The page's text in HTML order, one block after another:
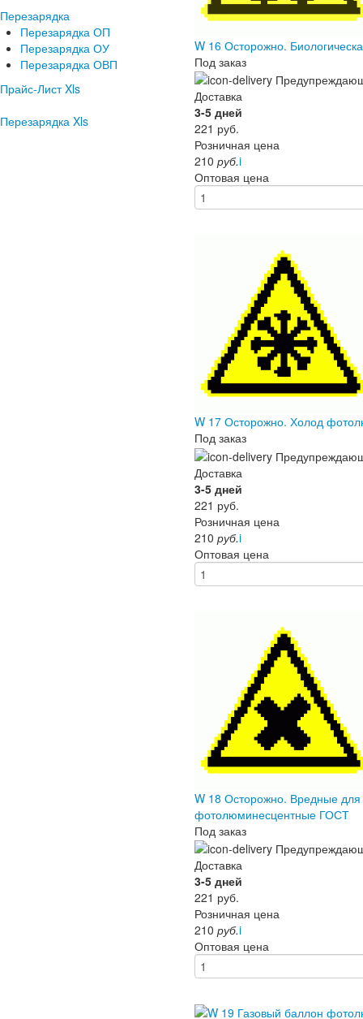
Перезарядка
Перезарядка ОП
Перезарядка ОУ
Перезарядка ОВП
Прайс-Лист Xls
Перезарядка Xls
W 16 Осторожно.
Под заказ
Доставка
3-5 дней
221 руб.
Розничная цена
210 руб.i
Оптовая цена
W 17 Осторожно. Холод
Под заказ
Доставка
3-5 дней
221 руб.
Розничная цена
210 руб.i
Оптовая цена
W 18 Осторожно. Вредные
фотолюминесцентные ГОСТ
Под заказ
Доставка
3-5 дней
221 руб.
Розничная цена
210 руб.i
Оптовая цена